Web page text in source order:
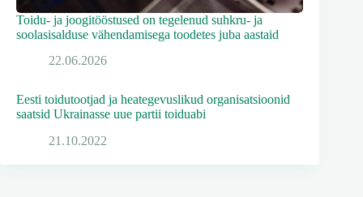
Toidu- ja joogitööstused on tegelenud suhkru- ja
soolasisalduse vähendamisega toodetes juba aastaid
22.06.2026
Eesti toidutootjad ja heategevuslikud organisatsioonid
saatsid Ukrainasse uue partii toiduabi
21.10.2022